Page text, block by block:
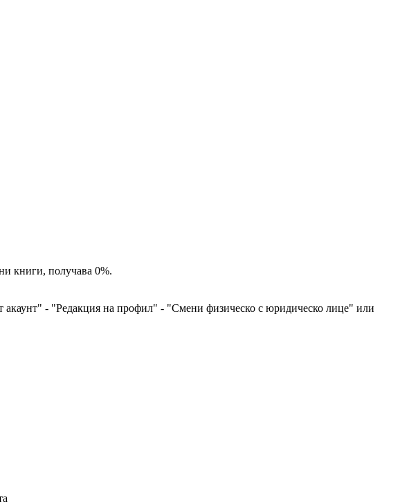
книги, получава 0%.
- "Редакция на профил" - "Смени физическо с юридическо лице" или